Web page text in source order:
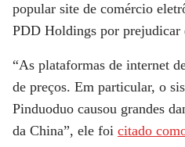
popular site de comércio
PDD Holdings por prejudicar
“As plataformas de internet
de preços. Em particular, o
Pinduoduo causou grandes
da China”, ele foi citado